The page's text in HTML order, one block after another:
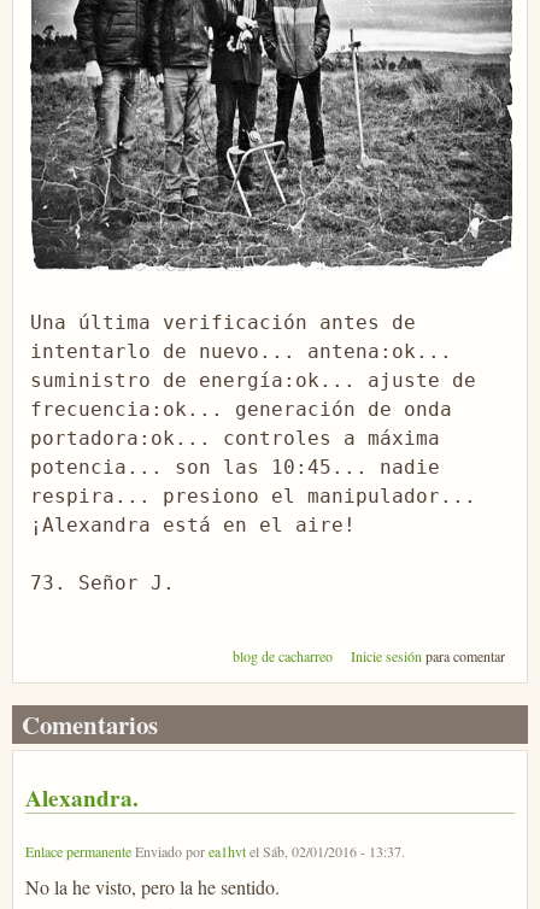
Una última verificación antes de
intentarlo de nuevo... antena:ok...
suministro de energía:ok... ajuste de
frecuencia:ok... generación de onda
portadora:ok... controles a máxima
potencia... son las 10:45... nadie
respira... presiono el manipulador...
¡Alexandra está en el aire!
73. Señor J.
blog de cacharreo Inicie sesiónpara comentar
Comentarios
Alexandra.
Enlace permanenteEnviado porea1hvtelSáb, 02/01/2016 - 13:37.
No la he visto, pero la he sentido.